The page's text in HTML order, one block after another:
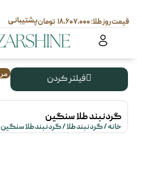
۱۸,۶۰۷,۰۰۰ پشتیبانی
فیلتر کردن
گردنبند طلا سنگین
خانه/گردنبند طلا/ گردنبند طلا سنگین